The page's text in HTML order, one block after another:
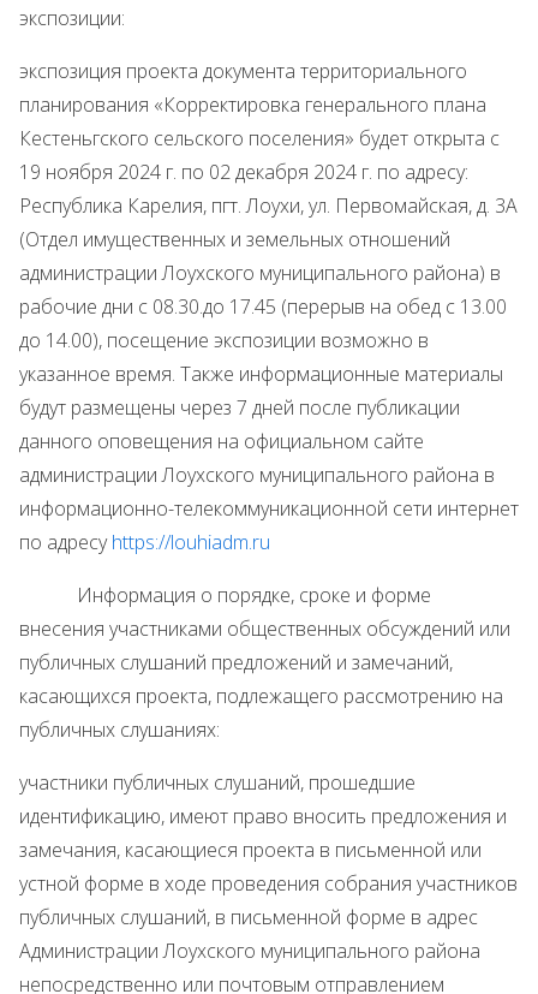
экспозиции:
экспозиция проекта документа территориального
планирования «Корректировка генерального плана
Кестеньгского сельского поселения» будет открыта с
19 ноября 2024 г. по 02 декабря 2024 г. по адресу:
Республика Карелия, пгт. Лоухи, ул. Первомайская, д. 3А
(Отдел имущественных и земельных отношений
администрации Лоухского муниципального района) в
рабочие дни с 08.30.до 17.45 (перерыв на обед с 13.00
до 14.00), посещение экспозиции возможно в
указанное время. Также информационные материалы
будут размещены через 7 дней после публикации
данного оповещения на официальном сайте
администрации Лоухского муниципального района в
информационно-телекоммуникационной сети интернет
по адресуhttps://louhiadm.ru
Информация о порядке, сроке и форме
внесения участниками общественных обсуждений или
публичных слушаний предложений и замечаний,
касающихся проекта, подлежащего рассмотрению на
публичных слушаниях:
участники публичных слушаний, прошедшие
идентификацию, имеют право вносить предложения и
замечания, касающиеся проекта в письменной или
устной форме в ходе проведения собрания участников
публичных слушаний, в письменной форме в адрес
Администрации Лоухского муниципального района
непосредственно или почтовым отправлением